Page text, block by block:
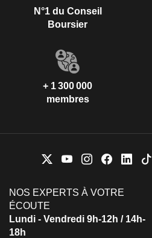
N°1 du Conseil
Boursier
+ 1 300 000
membres
NOS EXPERTS À VOTRE
ÉCOUTE
Lundi - Vendredi 9h-12h / 14h-
18h